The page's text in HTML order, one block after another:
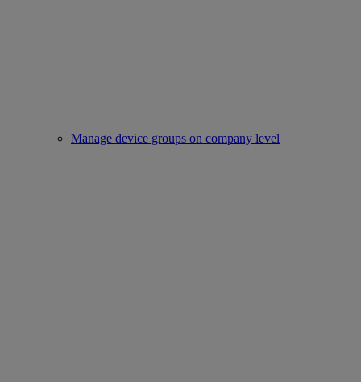
Manage device groups on company level